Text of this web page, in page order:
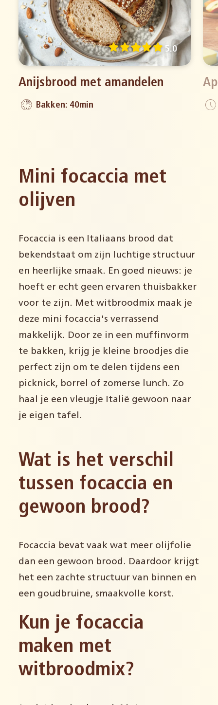
Anijsbrood met amandelen
Bakken: 40min
5.0
Mini focaccia met
olijven
Focaccia is een Italiaans brood dat
bekendstaat om zijn luchtige structuur
en heerlijke smaak. En goed nieuws: je
hoeft er echt geen ervaren thuisbakker
voor te zijn. Met witbroodmix maak je
deze mini focaccia's verrassend
makkelijk. Door ze in een muffinvorm
te bakken, krijg je kleine broodjes die
perfect zijn om te delen tijdens een
picknick, borrel of zomerse lunch. Zo
haal je een vleugje Italië gewoon naar
je eigen tafel.
Wat is het verschil
tussen focaccia en
gewoon brood?
Focaccia bevat vaak wat meer olijfolie
dan een gewoon brood. Daardoor krijgt
het een zachte structuur van binnen en
een goudbruine, smaakvolle korst.
Kun je focaccia
maken met
witbroodmix?